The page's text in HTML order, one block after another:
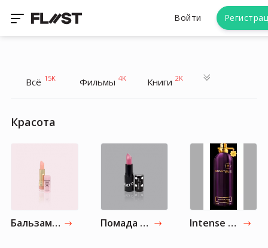
Войти
Всё 15K Фильмы 4K Книги 2K
Красота
Бальзам Color Lip Balm от Vivienne Sabó Помада Merci от Vivienne Sabó Intense Café